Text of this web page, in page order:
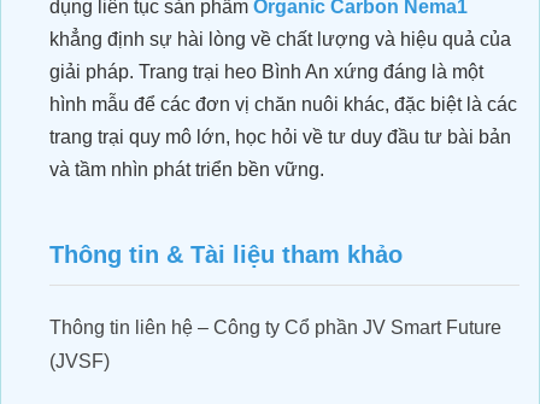
dụng liên tục sản phẩm Organic Carbon Nema1
khẳng định sự hài lòng về chất lượng và hiệu quả của
giải pháp. Trang trại heo Bình An xứng đáng là một
hình mẫu để các đơn vị chăn nuôi khác, đặc biệt là các
trang trại quy mô lớn, học hỏi về tư duy đầu tư bài bản
và tầm nhìn phát triển bền vững.
Thông tin & Tài liệu tham khảo
Thông tin liên hệ – Công ty Cổ phần JV Smart Future
(JVSF)
Giải Pháp Xử Lý Mùi Hiệu Quả Cho
Trang Trại Bò Sữa CNC